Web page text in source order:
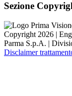
Sezione
Copyright 2026 |
Parma S.p.A. |
Disclaimer